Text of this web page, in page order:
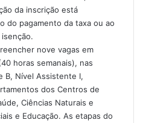
da inscrição está
do pagamento da taxa ou ao
nove vagas em
horas semanais), nas
B, Nível Assistente I,
dos Centros de
Ciências Naturais e
e Educação. As etapas do